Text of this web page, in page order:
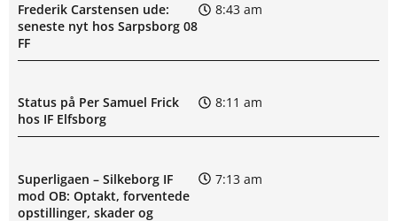
Frederik Carstensen ude:
seneste nyt hos Sarpsborg 08
FF
8:43 am
Status på Per Samuel Frick
hos IF Elfsborg
8:11 am
Superligaen – Silkeborg IF
mod OB: Optakt, forventede
opstillinger, skader og
7:13 am